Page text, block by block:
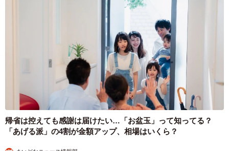
帰省は控えても感謝は届けたい…「お盆玉」って知ってる？
「あげる派」の4割が金額アップ、相場はいくら？